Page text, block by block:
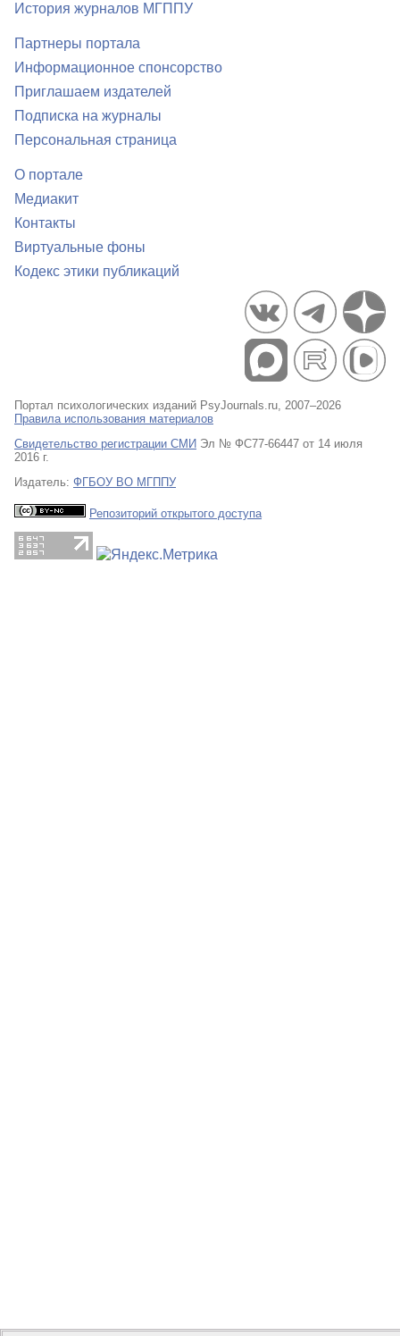
История журналов МГППУ
Партнеры портала
Информационное спонсорство
Приглашаем издателей
Подписка на журналы
Персональная страница
О портале
Медиакит
Контакты
Виртуальные фоны
Кодекс этики публикаций
Портал психологических изданий PsyJournals.ru, 2007–2026
Правила использования материалов
Свидетельство регистрации СМИ Эл № ФС77-66447 от 14 июля
2016 г.
Издатель: ФГБОУ ВО МГППУ
Репозиторий открытого доступа